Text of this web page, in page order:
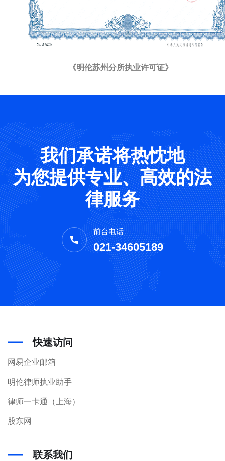
《明伦苏州分所执业许可证》
我们承诺将热忱地
为您提供专业、高效的法
律服务
前台电话
021-34605189
快速访问
网易企业邮箱
明伦律师执业助手
律师一卡通（上海）
股东网
联系我们